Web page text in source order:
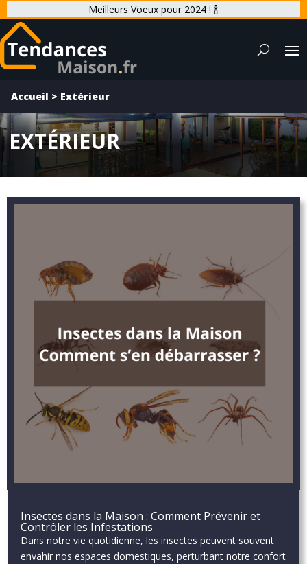
Meilleurs Voeux pour 2024 ! 🍾
Accueil > Extérieur
EXTÉRIEUR
Insectes dans la Maison : Comment Prévenir et
Contrôler les Infestations
Dans notre vie quotidienne, les insectes peuvent souvent
envahir nos espaces domestiques, perturbant notre confort